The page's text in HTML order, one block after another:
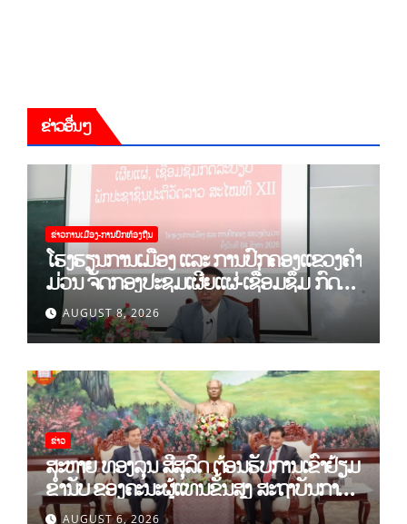
ຂ່າວອື່ນໆ
ຂ່າວການເມືອງ-ການປົກທ້ອງຖີນ
ໂຮງຮຽນການເມືອງ ແລະ ການປົກຄອງແຂວງຄຳ
ມ່ວນ ຈັດກອງປະຊຸມເຜີຍແຜ່-ເຊື່ອມຊຶມ ກົດ
ລະບຽບ ຂອງພັກປະຊາຊົນປະຕິວັດລາວ ສະໄໝ
ທີ XII.
AUGUST 8, 2026
ຂ່າວ
ສະຫາຍ ທອງລຸນ ສີສຸລິດ ຕ້ອນຮັບການເຂົ້າຢ້ຽມ
ຂຳ່ນັບ ຂອງຄະນະຜູ້ແທນຂັ້ນສູງ ສະຖາບັນການ
ເມືອງແຫ່ງຊາດ ໂຮ່ຈີມິນ ແລະ ສະຖາບັນບັນດິດ
AUGUST 6, 2026